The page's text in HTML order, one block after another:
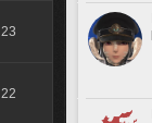
23
22